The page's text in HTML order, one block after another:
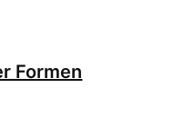
Formen